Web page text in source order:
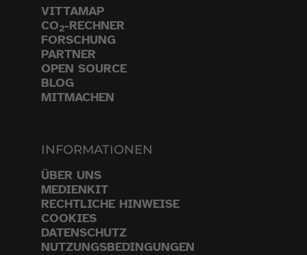
VITTAMAP
CO2-RECHNER
FORSCHUNG
PARTNER
OPEN SOURCE
BLOG
MITMACHEN
INFORMATIONEN
ÜBER UNS
MEDIENKIT
RECHTLICHE HINWEISE
COOKIES
DATENSCHUTZ
NUTZUNGSBEDINGUNGEN